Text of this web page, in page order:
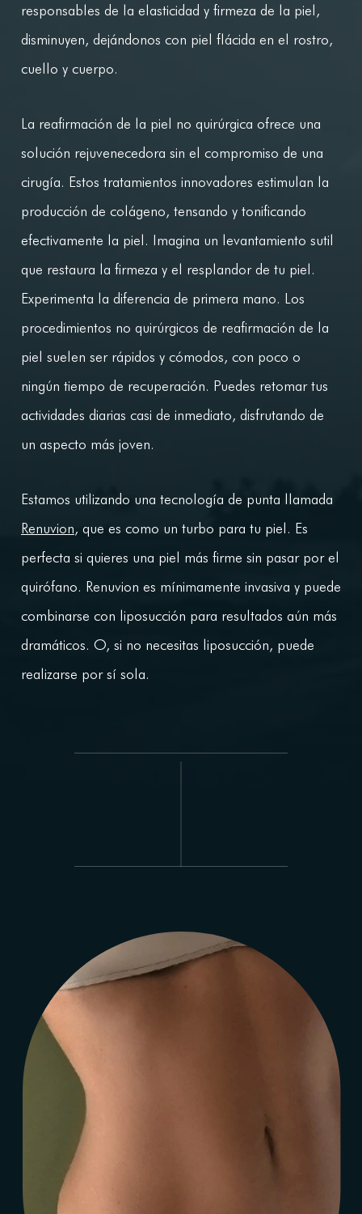
responsables de la elasticidad y firmeza de la piel,
disminuyen, dejándonos con piel flácida en el rostro,
cuello y cuerpo.
La reafirmación de la piel no quirúrgica ofrece una
solución rejuvenecedora sin el compromiso de una
cirugía. Estos tratamientos innovadores estimulan la
producción de colágeno, tensando y tonificando
efectivamente la piel. Imagina un levantamiento sutil
que restaura la firmeza y el resplandor de tu piel.
Experimenta la diferencia de primera mano. Los
procedimientos no quirúrgicos de reafirmación de la
piel suelen ser rápidos y cómodos, con poco o
ningún tiempo de recuperación. Puedes retomar tus
actividades diarias casi de inmediato, disfrutando de
un aspecto más joven.
Estamos utilizando una tecnología de punta llamada
Renuvion, que es como un turbo para tu piel. Es
perfecta si quieres una piel más firme sin pasar por el
quirófano. Renuvion es mínimamente invasiva y puede
combinarse con liposucción para resultados aún más
dramáticos. O, si no necesitas liposucción, puede
realizarse por sí sola.